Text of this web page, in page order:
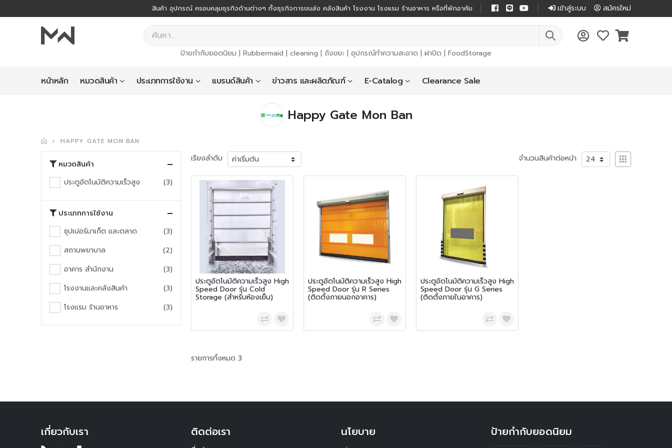
สินค้า อุปกรณ์ ครอบคลุมธุรกิจด้านต่างๆ ทั้งธุรกิจการขนส่ง คลังสินค้า โรงงาน โรงแรม ร้านอาหาร หรือที่พักอาศัย เข้าสู่ระบบ สมัครใหม่
ป้ายกำกับยอดนิยม | Rubbermaid | cleaning | ถังขยะ| อุปกรณ์ทำความสะอาด | ฝาปิด | FoodStorage
หน้าหลัก หมวดสินค้า ประเภทการใช้งาน แบรนด์สินค้า ข่าวสาร และผลิตภัณฑ์ E-Catalog Clearance Sale
Happy Gate Mon Ban
HAPPY GATE MON BAN
เรียงลำดับ จำนวนสินค้าต่อหน้า
ประตูอัตโนมัติความเร็วสูง High
Speed Door รุ่น Cold
Storage (สำหรับห้องเย็น)
ประตูอัตโนมัติความเร็วสูง High
Speed Door รุ่น R Series
(ติดตั้งภายนอกอาคาร)
ประตูอัตโนมัติความเร็วสูง High
Speed Door รุ่น G Series
(ติดตั้งภายในอาคาร)
รายการทั้งหมด 3
หมวดสินค้า
ประตูอัตโนมัติความเร็วสูง
(3)
ประเภทการใช้งาน
ซุปเปอร์มาเก็ต และตลาด
(3)
สถานพยาบาล
(2)
อาคาร สำนักงาน
(3)
โรงงานและคลังสินค้า
(3)
โรงแรม ร้านอาหาร
(3)
เกี่ยวกับเรา ติดต่อเรา นโยบาย ป้ายกำกับยอดนิยม